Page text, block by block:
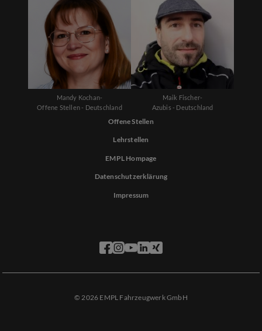
Offene Stellen
Lehrstellen
EMPL Hompage
Datenschutzerklärung
Impressum
Mandy Kochan-
Offene Stellen - Deutschland
Maik Fischer-
Azubis - Deutschland
© 2026 EMPL Fahrzeugwerk GmbH